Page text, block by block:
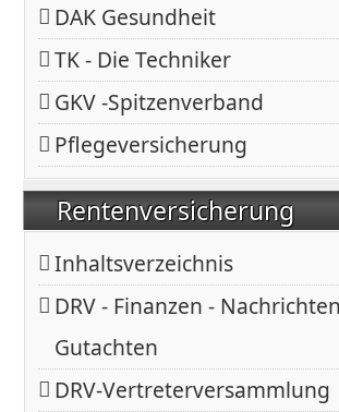
DAK Gesundheit
TK - Die Techniker
GKV -Spitzenverband
Pflegeversicherung
Rentenversicherung
Inhaltsverzeichnis
DRV - Finanzen -
Gutachten
DRV-Vertreterversammlung